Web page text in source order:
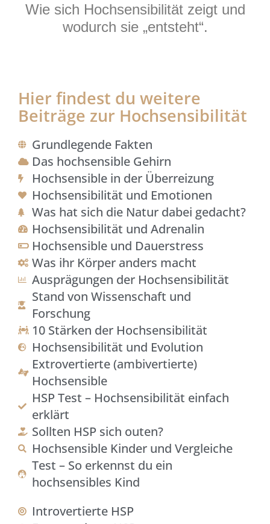
Wie sich Hochsensibilität zeigt und
wodurch sie „entsteht“.
Hier findest du weitere
Beiträge zur Hochsensibilität
Grundlegende Fakten
Das hochsensible Gehirn
Hochsensible in der Überreizung
Hochsensibilität und Emotionen
Was hat sich die Natur dabei gedacht?
Hochsensibilität und Adrenalin
Hochsensible und Dauerstress
Was ihr Körper anders macht
Ausprägungen der Hochsensibilität
Stand von Wissenschaft und
Forschung
10 Stärken der Hochsensibilität
Hochsensibilität und Evolution
Extrovertierte (ambivertierte)
Hochsensible
HSP Test – Hochsensibilität einfach
erklärt
Sollten HSP sich outen?
Hochsensible Kinder und Vergleiche
Test – So erkennst du ein
hochsensibles Kind
Introvertierte HSP